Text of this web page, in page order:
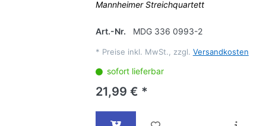
Mannheimer Streichquartett
Art.-Nr. MDG 336 0993-2
* Preise inkl. MwSt., zzgl. Versandkosten
sofort lieferbar
21,99 € *